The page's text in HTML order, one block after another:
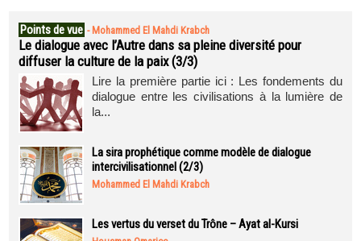
Points de vue - Mohammed El Mahdi Krabch
Le dialogue avec l’Autre dans sa pleine diversité pour
diffuser la culture de la paix (3/3)
Lire la première partie ici : Les fondements du
dialogue entre les civilisations à la lumière de
la...
La sira prophétique comme modèle de dialogue
intercivilisationnel (2/3)
Mohammed El Mahdi Krabch
Les vertus du verset du Trône – Ayat al-Kursi